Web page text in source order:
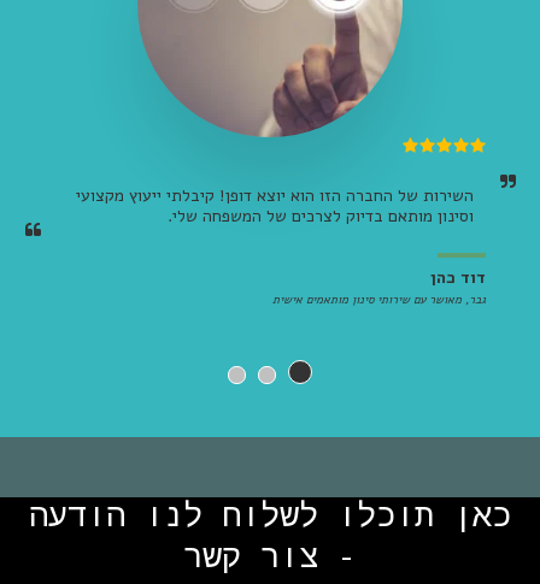
וסינון מותאם בדיוק לצרכים של המשפחה שלי.
דוד כהן
גבר, מאושר עם שירותי סינון מותאמים אישית
כאן תוכלו לשלוח לנו הודעה
- צור קשר